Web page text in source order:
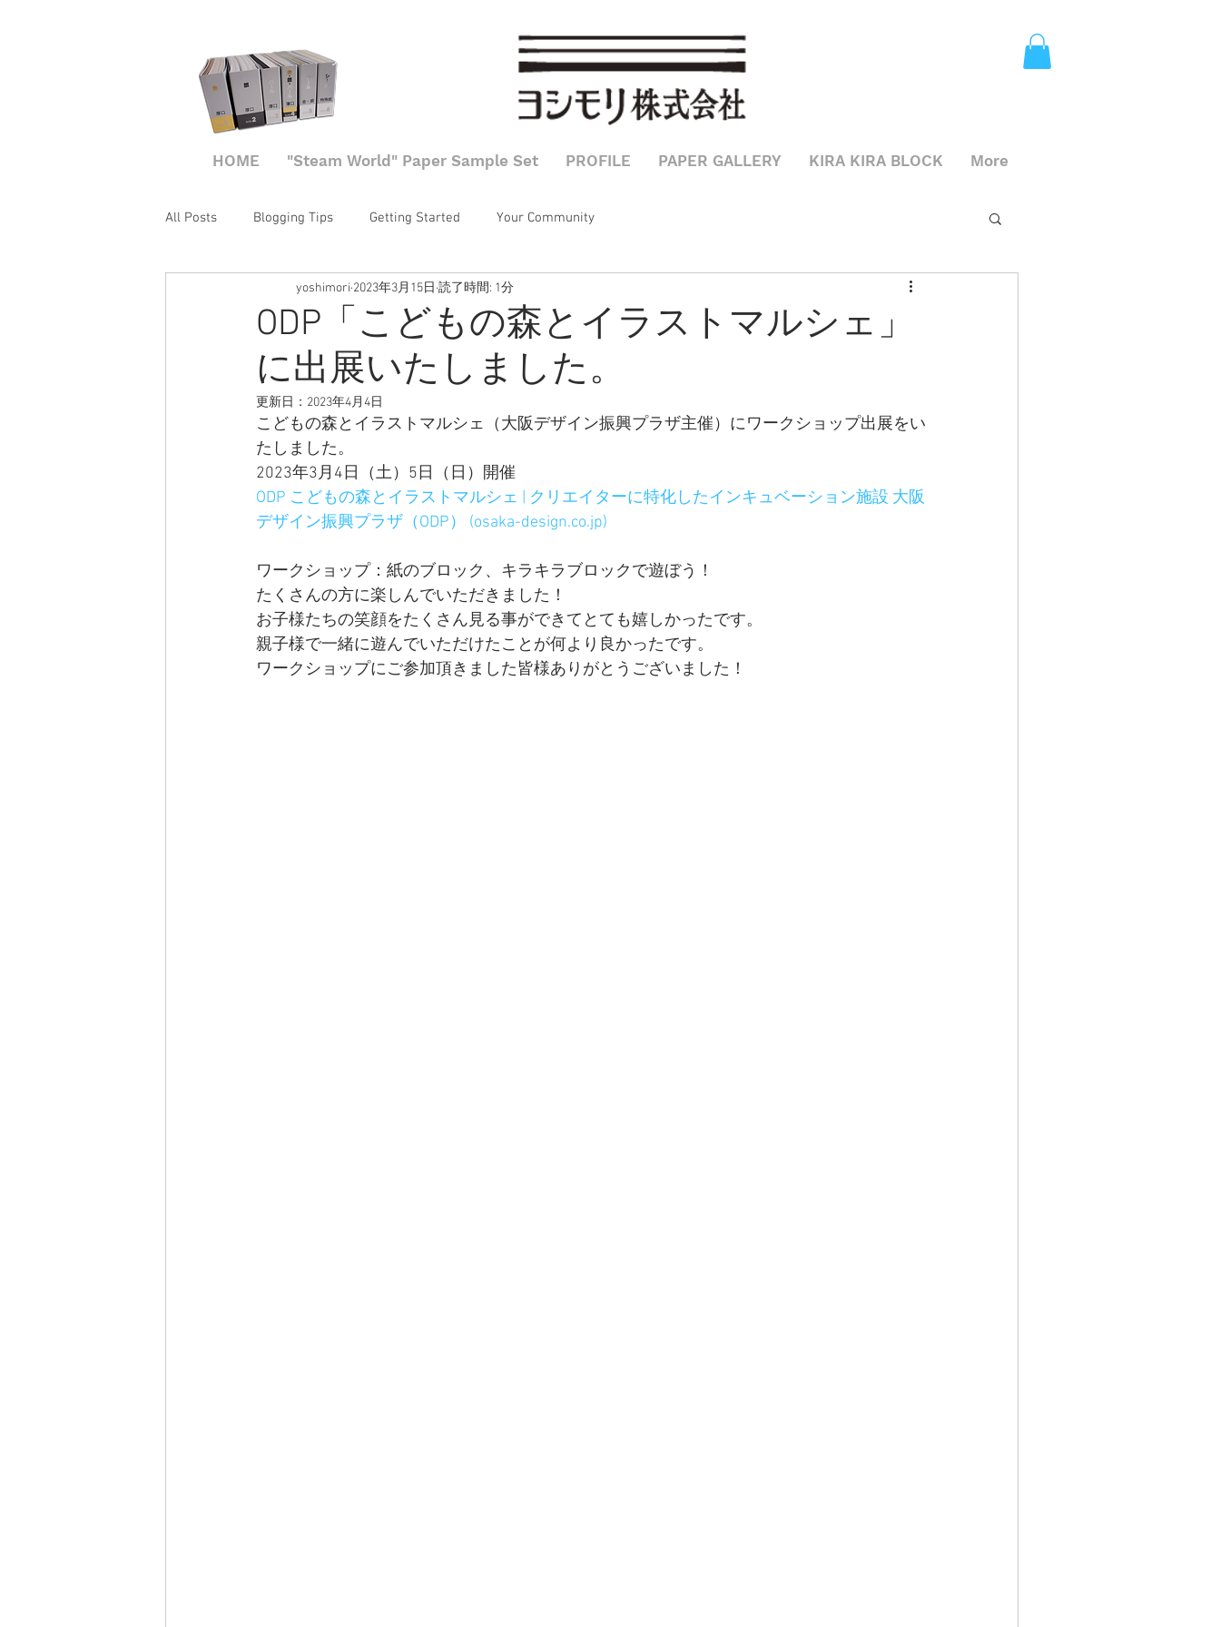
見本帳申し込み
HOME "Steam World" Paper Sample Set PROFILE PAPER GALLERY KIRA KIRA BLOCK More
All Posts Blogging Tips Getting Started Your Community
ODP「こどもの森とイラストマルシェ」
に出展いたしました。
yoshimori 2023年3月15日 読了時間: 1分
更新日： 2023年4月4日
こどもの森とイラストマルシェ（大阪デザイン振興プラザ主催）にワークショップ出展をい
たしました。
2023年3月4日（土）5日（日）開催
ODP こどもの森とイラストマルシェ | クリエイターに特化したインキュベーション施設 大阪
デザイン振興プラザ（ODP） (osaka-design.co.jp)
ワークショップ：紙のブロック、キラキラブロックで遊ぼう！
たくさんの方に楽しんでいただきました！
お子様たちの笑顔をたくさん見る事ができてとても嬉しかったです。
親子様で一緒に遊んでいただけたことが何より良かったです。
ワークショップにご参加頂きました皆様ありがとうございました！